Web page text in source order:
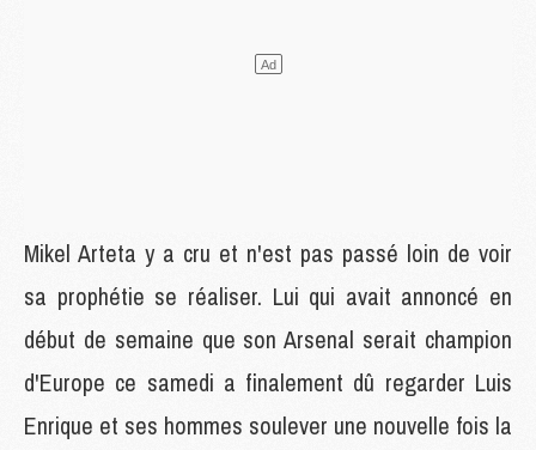
Mikel Arteta y a cru et n'est pas passé loin de voir
sa prophétie se réaliser. Lui qui avait annoncé en
début de semaine que son Arsenal serait champion
d'Europe ce samedi a finalement dû regarder Luis
Enrique et ses hommes soulever une nouvelle fois la